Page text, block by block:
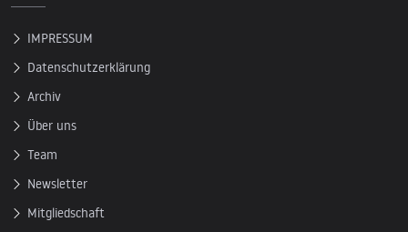
IMPRESSUM
Datenschutzerklärung
Archiv
Über uns
Team
Newsletter
Mitgliedschaft